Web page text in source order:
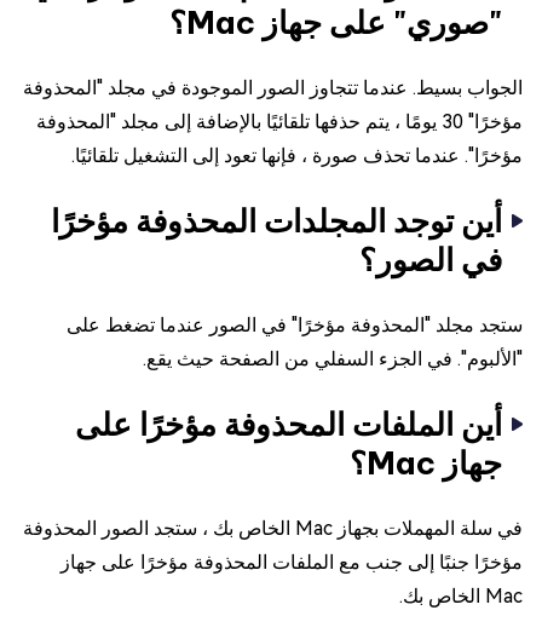
"صوري" على جهاز Mac؟
الجواب بسيط. عندما تتجاوز الصور الموجودة في مجلد "المحذوفة
مؤخرًا" 30 يومًا ، يتم حذفها تلقائيًا بالإضافة إلى مجلد "المحذوفة
مؤخرًا". عندما تحذف صورة ، فإنها تعود إلى التشغيل تلقائيًا.
أين توجد المجلدات المحذوفة مؤخرًا
في الصور؟
ستجد مجلد "المحذوفة مؤخرًا" في الصور عندما تضغط على
"الألبوم". في الجزء السفلي من الصفحة حيث يقع.
أين الملفات المحذوفة مؤخرًا على
جهاز Mac؟
في سلة المهملات بجهاز Mac الخاص بك ، ستجد الصور المحذوفة
مؤخرًا جنبًا إلى جنب مع الملفات المحذوفة مؤخرًا على جهاز
Mac الخاص بك.